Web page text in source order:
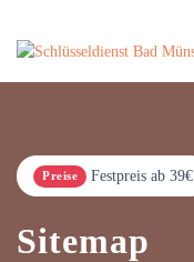
Preise Festpreis ab 39€
Sitemap